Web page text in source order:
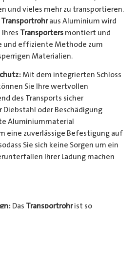
und vieles mehr zu transportieren.
Transportrohraus Aluminium wird
Transportersmontiert und
und effiziente Methode zum
Materialien.
Mit dem integrierten Schloss
Sie Ihre wertvollen
des Transports sicher
Diebstahl oder Beschädigung
Aluminiummaterial
eine zuverlässige Befestigung auf
Sie sich keine Sorgen um ein
Ihrer Ladung machen
Das Transportrohrist so
und einfach transportieren kann